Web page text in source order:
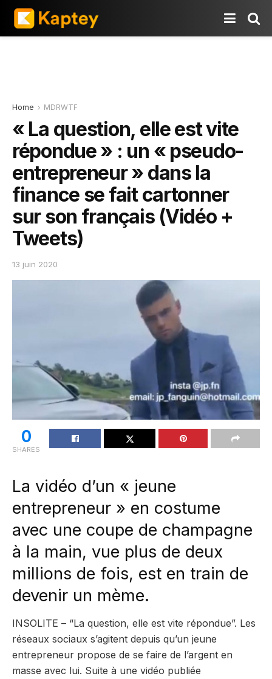
Home MDRWTF
« La question, elle est vite
répondue » : un « pseudo-
entrepreneur » dans la
finance se fait cartonner
sur son français (Vidéo +
Tweets)
13 juin 2020
0
SHARES
La vidéo d’un « jeune
entrepreneur » en costume
avec une coupe de champagne
à la main, vue plus de deux
millions de fois, est en train de
devenir un mème.
INSOLITE – “La question, elle est vite répondue”. Les
réseaux sociaux s’agitent depuis qu’un jeune
entrepreneur propose de se faire de l’argent en
masse avec lui. Suite à une vidéo publiée